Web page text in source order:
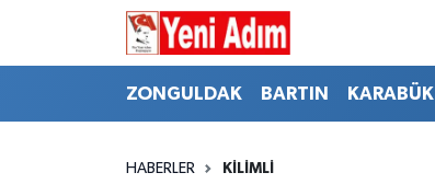
ZONGULDAK BARTIN KARABÜK
HABERLER KİLİMLİ
ZONGULDAK
ZONGULDAK
Zonguldak Hava Durumu